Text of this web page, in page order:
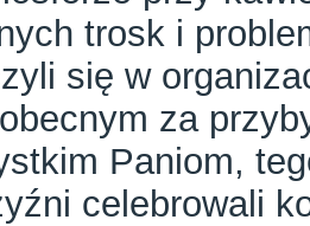
trosk i
się w
za
Paniom,
celebrowali